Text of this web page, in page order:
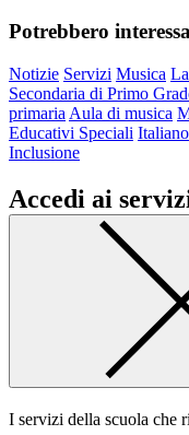
Potrebbero
Notizie Servizi Musica
Secondaria di Primo
primaria Aula di musica
Educativi Speciali Italiano
Inclusione
Accedi ai
I servizi della scuola che